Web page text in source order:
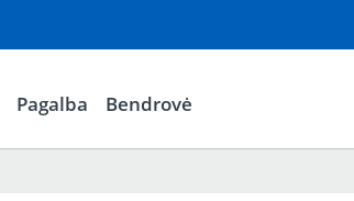
Pagalba Bendrovė